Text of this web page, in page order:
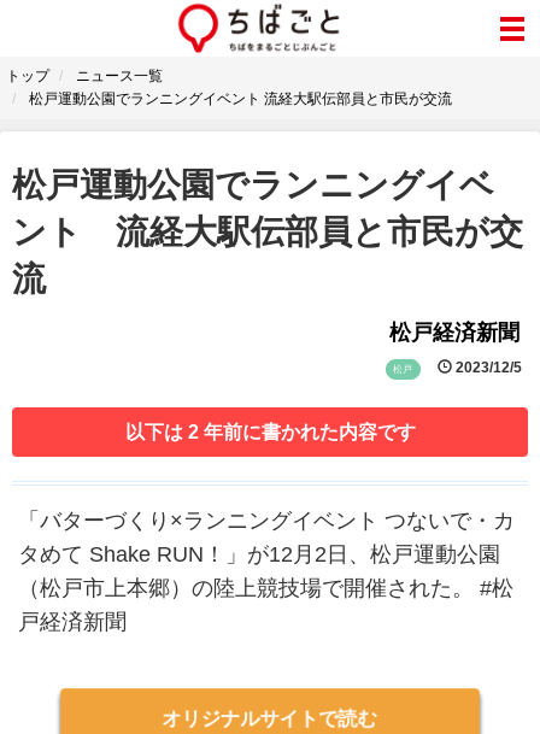
トップ
ニュース一覧
松戸運動公園でランニングイベント 流経大駅伝部員と市民が交流
松戸運動公園でランニングイベ
ント 流経大駅伝部員と市民が交
流
松戸経済新聞
松戸 2023/12/5
以下は 2 年前に書かれた内容です
「バターづくり×ランニングイベント つないで・カ
タめて Shake RUN！」が12月2日、松戸運動公園
（松戸市上本郷）の陸上競技場で開催された。 #松
戸経済新聞
オリジナルサイトで読む